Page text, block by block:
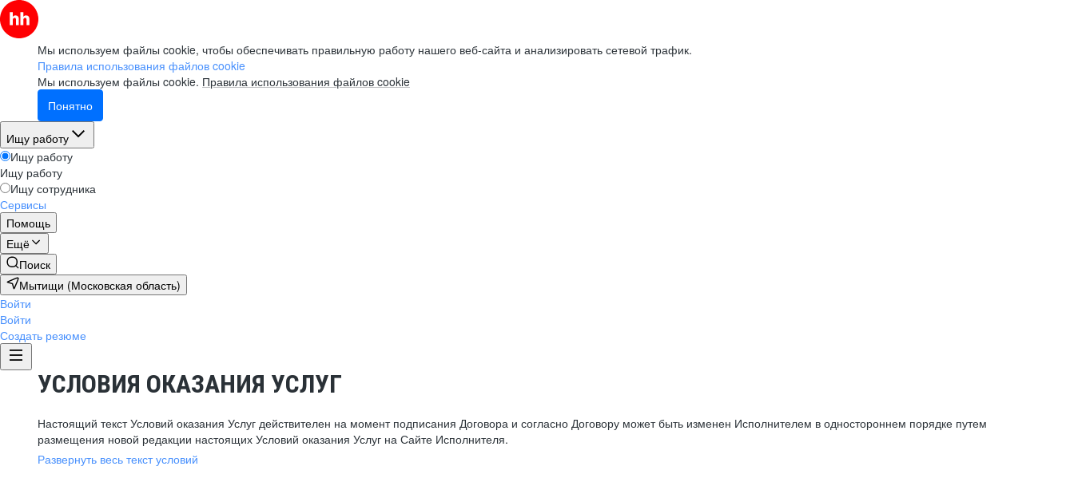
Мы используем файлы cookie, чтобы обеспечивать правильную работу нашего веб-сайта и анализировать сетевой трафик.
Правила использования файлов cookie
Мы используем файлы cookie. Правила использования файлов cookie
Понятно
Ищу работу
Ищу работу
Ищу работу
Ищу сотрудника
Сервисы
Помощь
Ещё
Поиск
Мытищи (Московская область)
Войти
Войти
Создать резюме
УСЛОВИЯ ОКАЗАНИЯ УСЛУГ
Настоящий текст Условий оказания Услуг действителен на момент подписания Договора и согласно Договору может быть изменен Исполнителем в одностороннем порядке путем
размещения новой редакции настоящих Условий оказания Услуг на Сайте Исполнителя.
Развернуть весь текст условий